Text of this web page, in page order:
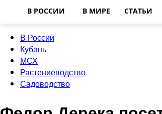
В РОССИИ В МИРЕ СТАТЬИ
В России
Кубань
МСХ
Растениеводство
Садоводство